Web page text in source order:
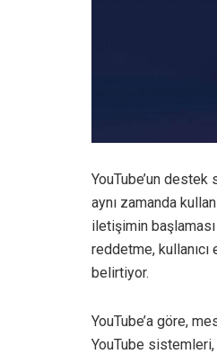
YouTube’un destek
aynı zamanda
iletişimin
reddetme,
belirtiyor.
YouTube’a göre,
YouTube